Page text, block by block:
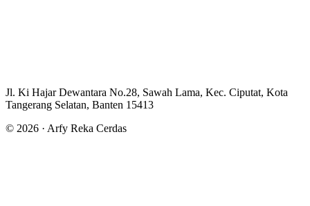
Jl. Ki Hajar Dewantara No.28, Sawah Lama, Kec. Ciputat, Kota
Tangerang Selatan, Banten 15413
© 2026 · Arfy Reka Cerdas